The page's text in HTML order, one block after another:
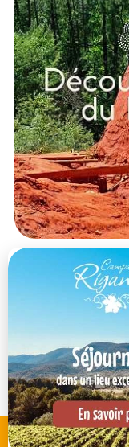
RESTAURANT DU
Trouvez un